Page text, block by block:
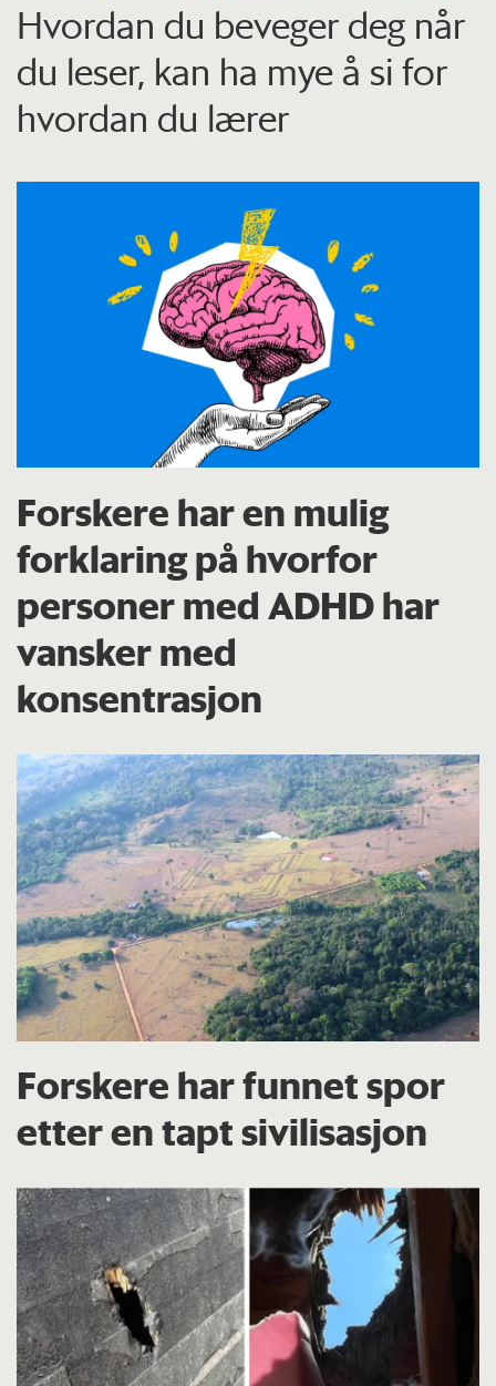
Hvordan du beveger deg når
du leser, kan ha mye å si for
hvordan du lærer
Forskere har en mulig
forklaring på hvorfor
personer med ADHD har
vansker med
konsentrasjon
Forskere har funnet spor
etter en tapt sivilisasjon